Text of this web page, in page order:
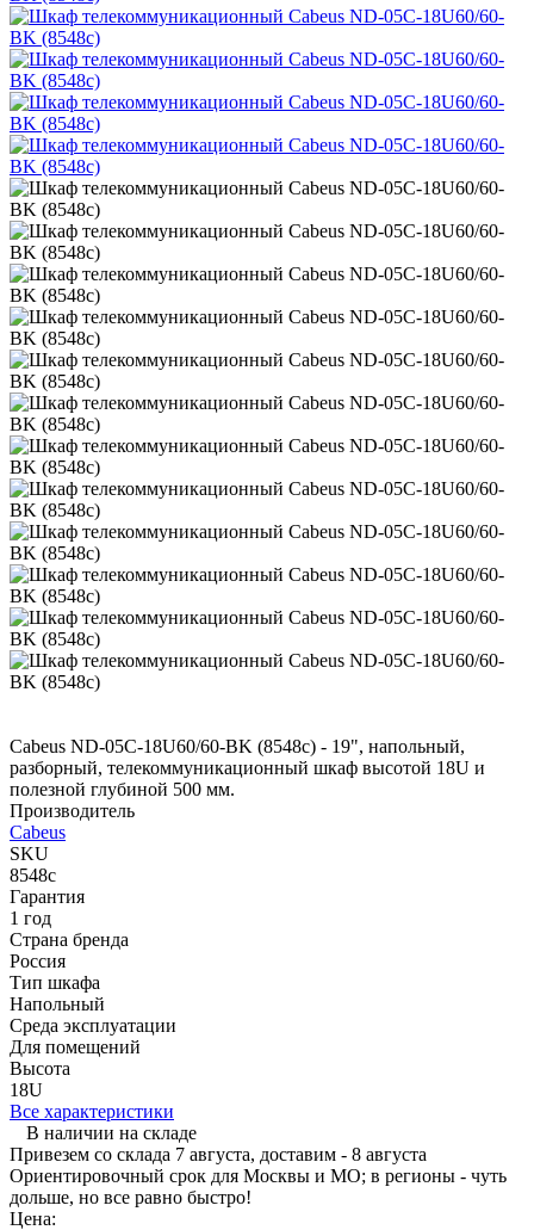
Cabeus ND-05C-18U60/60-BK (8548c) - 19", напольный,
разборный, телекоммуникационный шкаф высотой 18U и
полезной глубиной 500 мм.
Производитель
Cabeus
SKU
8548c
Гарантия
1 год
Страна бренда
Россия
Тип шкафа
Напольный
Среда эксплуатации
Для помещений
Высота
18U
Все характеристики
В наличии на складе
Привезем со склада 7 августа, доставим - 8 августа
Ориентировочный срок для Москвы и МО; в регионы - чуть
дольше, но все равно быстро!
Цена: